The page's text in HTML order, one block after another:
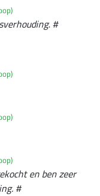
#
en ben zeer
#